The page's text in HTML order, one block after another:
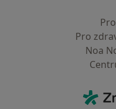
Pro
Noa